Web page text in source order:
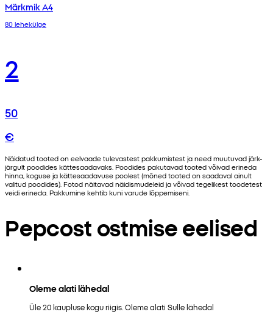
Märkmik A4
80 lehekülge
2
50
€
Näidatud tooted on eelvaade tulevastest pakkumistest ja need muutuvad järk-
järgult poodides kättesaadavaks. Poodides pakutavad tooted võivad erineda
hinna, koguse ja kättesaadavuse poolest (mõned tooted on saadaval ainult
valitud poodides). Fotod näitavad näidismudeleid ja võivad tegelikest toodetest
veidi erineda. Pakkumine kehtib kuni varude lõppemiseni.
Pepcost ostmise eelised
Oleme alati lähedal
Üle 20 kaupluse kogu riigis. Oleme alati Sulle lähedal